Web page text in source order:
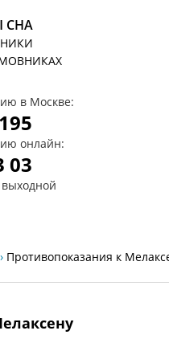
СНА
в Москве:
онлайн:
03
выходной
› Противопоказания к